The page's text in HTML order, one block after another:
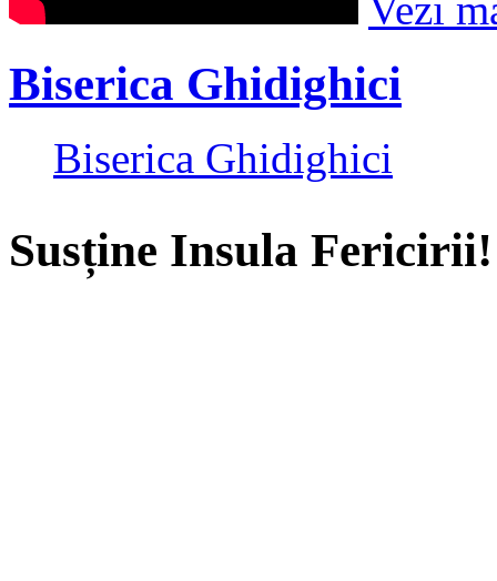
Biserica Ghidighici
Biserica Ghidighici
Susține Insula Fericirii!